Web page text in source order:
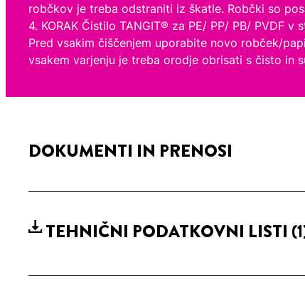
robčkov je treba odstraniti iz škatle. Robčki so
4. KORAK Čistilo TANGIT® za PE/ PP/ PB/
Pred vsakim čiščenjem uporabite novo robček/
vsakem varjenju je treba orodje obrisati s čisto in
DOKUMENTI IN PRENOSI
TEHNIČNI PODATKOVNI LISTI